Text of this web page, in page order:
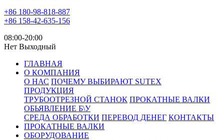
+86 180-98-818-887
+86 158-42-635-156
08:00-20:00
Нет Выходный
ГЛАВНАЯ
О КОМПАНИЯ
О НАС ПОЧЕМУ ВЫБИРАЮТ SUTEX
ПРОДУКЦИЯ
ТРУБООТРЕЗНОЙ СТАНОК ПРОКАТНЫЕ ВАЛКИ
ОБЬЯВЛЕНИЕ Б\У
СРЕДА ОБРАБОТКИ ПЕРЕВОД ДЕНЕГ КОНТАКТЫ
ПРОКАТНЫЕ ВАЛКИ
ОБОРУДОВАНИЕ